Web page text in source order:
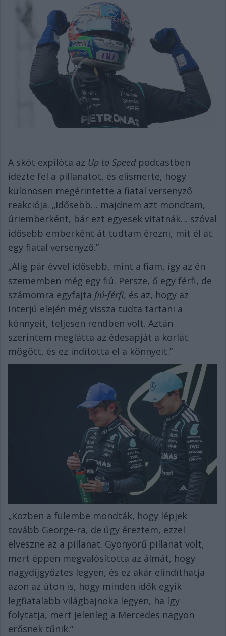
A skót expilóta az Up to Speedpodcastben
idézte fel a pillanatot, és elismerte, hogy
különösen megérintette a fiatal versenyző
reakciója. „Idősebb… majdnem azt mondtam,
úriemberként, bár ezt egyesek vitatnák… szóval
idősebb emberként át tudtam érezni, mit él át
egy fiatal versenyző.”
„Alig pár évvel idősebb, mint a fiam, így az én
szememben még egy fiú. Persze, ő egy férfi, de
számomra egyfajta fiú-férfi, és az, hogy az
interjú elején még vissza tudta tartani a
könnyeit, teljesen rendben volt. Aztán
szerintem meglátta az édesapját a korlát
mögött, és ez indította el a könnyeit.”
„Közben a fülembe mondták, hogy lépjek
tovább George-ra, de úgy éreztem, ezzel
elveszne az a pillanat. Gyönyörű pillanat volt,
mert éppen megvalósította az álmát, hogy
nagydíjgyőztes legyen, és ez akár elindíthatja
azon az úton is, hogy minden idők egyik
legfiatalabb világbajnoka legyen, ha így
folytatja, mert jelenleg a Mercedes nagyon
erősnek tűnik.”